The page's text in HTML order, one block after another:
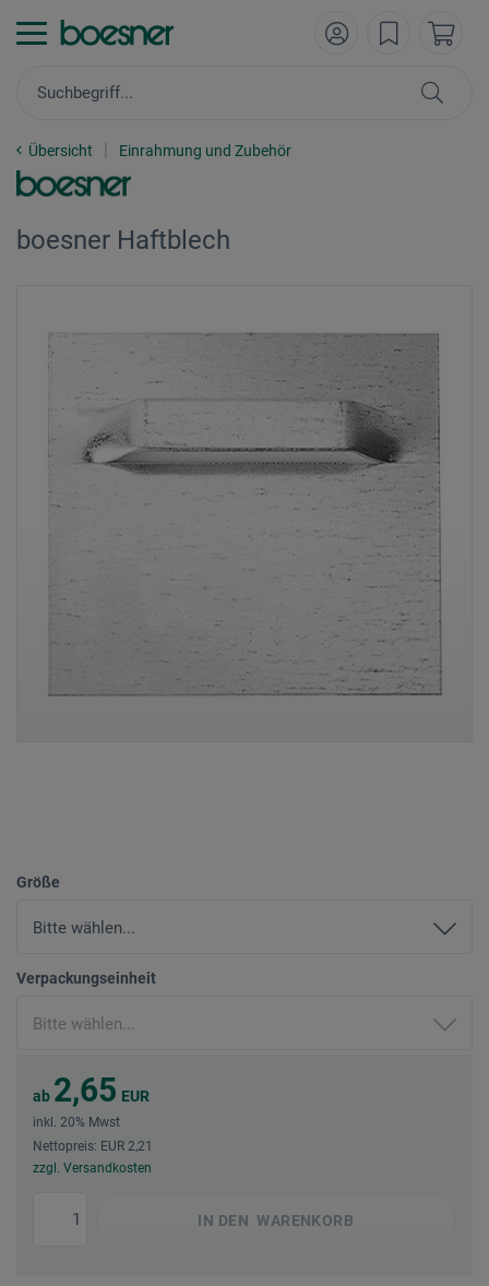
Übersicht Einrahmung und Zubehör
boesner Haftblech
Größe
Verpackungseinheit
ab 2,65 EUR
inkl. 20% Mwst
Nettopreis: EUR 2,21
zzgl. Versandkosten
IN DEN WARENKORB